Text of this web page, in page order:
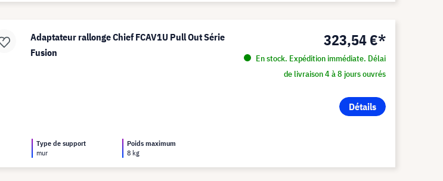
Adaptateur rallonge Chief FCAV1U Pull Out Série
Fusion
323,54 €*
En stock. Expédition immédiate. Délai
de livraison 4 à 8 jours ouvrés
Détails
Type de support
mur
Poids maximum
8 kg